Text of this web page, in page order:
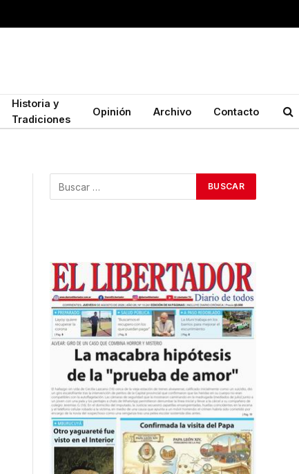
Historia y
Tradiciones
Opinión Archivo Contacto